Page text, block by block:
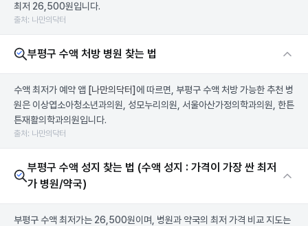
최저 26,500원입니다.
출처: 나만의닥터
부평구 수액 처방 병원 찾는 법
수액 최저가 예약 앱 [나만의닥터] 에 따르면, 부평구 수액 처방 가능한 추천 병
원은 이상엽소아청소년과의원, 성모누리의원, 서울아산가정의학과의원, 한튼
튼재활의학과의원입니다.
출처: 나만의닥터
부평구 수액 성지 찾는 법 (수액 성지 : 가격이 가장 싼 최저
가 병원/약국)
부평구 수액 최저가는 26,500원이며, 병원과 약국의 최저 가격 비교 지도는